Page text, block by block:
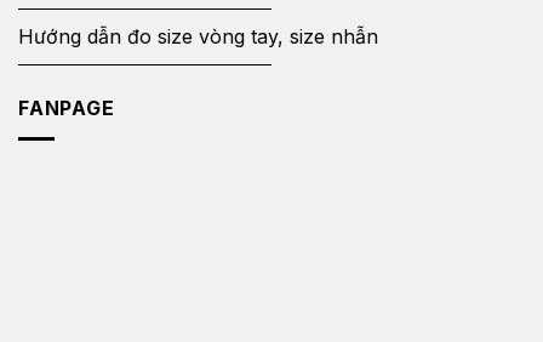
Hướng dẫn đo size vòng tay, size nhẫn
FANPAGE